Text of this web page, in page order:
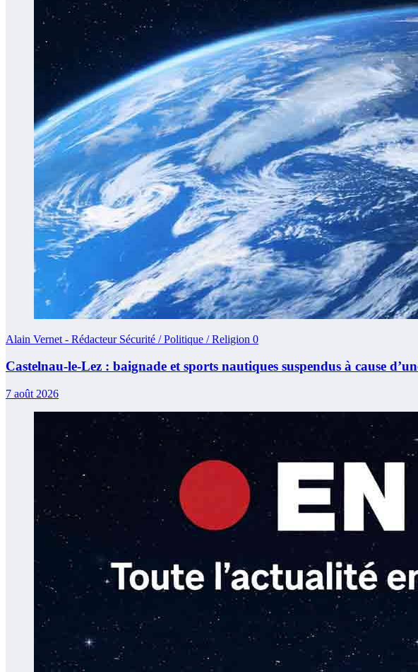
Alain Vernet - Rédacteur Sécurité / Politique / Religion 0
Castelnau-le-Lez : baignade et sports nautiques suspendus à cause
7 août 2026